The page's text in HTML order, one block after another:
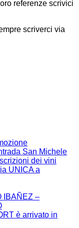
referenze scrivici
scriverci via
San Michele
dei vini
UNICA a
IBAÑEZ –
è arrivato in